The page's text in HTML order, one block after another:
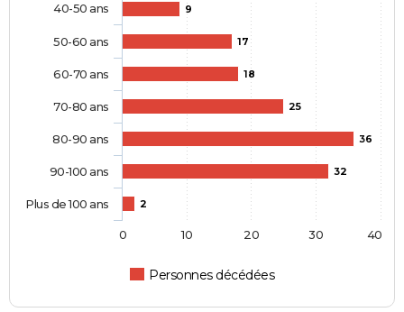
9
17
18
25
36
32
2
Personnes décédées
40-50 ans
50-60 ans
60-70 ans
70-80 ans
80-90 ans
90-100 ans
Plus de 100 ans
0 10 20 30 40